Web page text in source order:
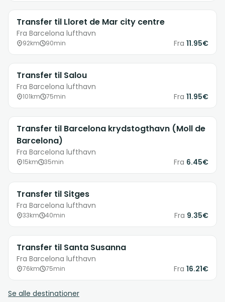
Transfer til Lloret de Mar city centre
Fra Barcelona lufthavn
92km 90min Fra 11.95€
Transfer til Salou
Fra Barcelona lufthavn
101km 75min Fra 11.95€
Transfer til Barcelona krydstogthavn (Moll de
Barcelona)
Fra Barcelona lufthavn
15km 35min Fra 6.45€
Transfer til Sitges
Fra Barcelona lufthavn
33km 40min Fra 9.35€
Transfer til Santa Susanna
Fra Barcelona lufthavn
76km 75min Fra 16.21€
Se alle destinationer